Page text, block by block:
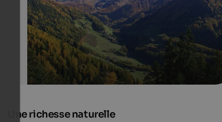
Touismusverein Ahrntal - Jens Kurzke
Une richesse naturelle